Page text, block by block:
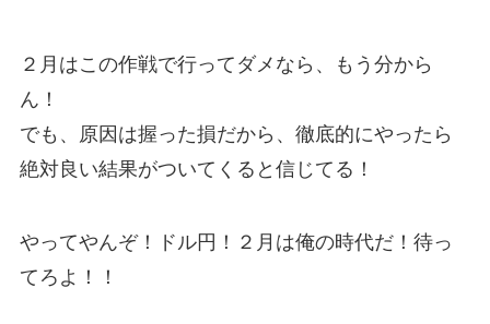
２月はこの作戦で行ってダメなら、もう分から
ん！
でも、原因は握った損だから、徹底的にやったら
絶対良い結果がついてくると信じてる！
やってやんぞ！ドル円！２月は俺の時代だ！待っ
てろよ！！